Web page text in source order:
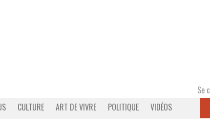
Se
CULTURE ART DE VIVRE POLITIQUE VIDÉOS